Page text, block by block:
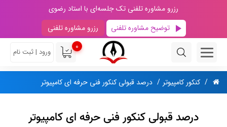
رزرو مشاوره تلفنی تک جلسه‌ای با استاد رضوی
توضیح مشاوره تلفنی
رزرو مشاوره تلفنی
0
ورود | ثبت نام
کنکور کامپیوتر درصد قبولی کنکور فنی حرفه ای کامپیوتر
درصد قبولی کنکور فنی حرفه ای کامپیوتر